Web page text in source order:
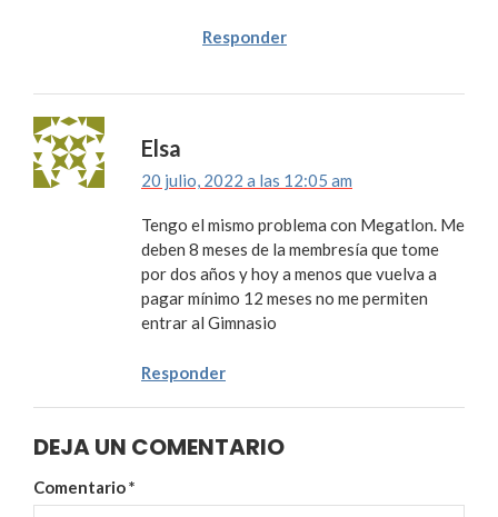
Responder
Elsa
20 julio, 2022 a las 12:05 am
Tengo el mismo problema con Megatlon. Me
deben 8 meses de la membresía que tome
por dos años y hoy a menos que vuelva a
pagar mínimo 12 meses no me permiten
entrar al Gimnasio
Responder
DEJA UN COMENTARIO
Comentario*